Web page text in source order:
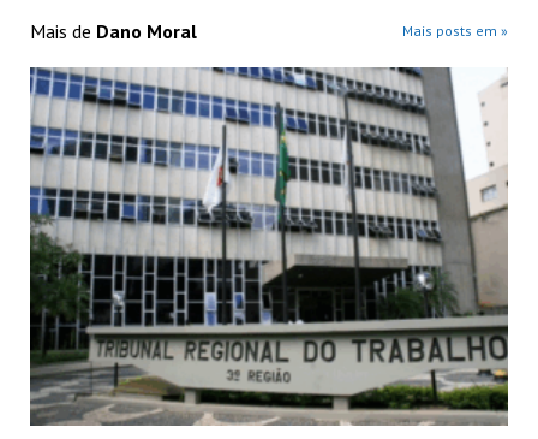
Mais de Dano Moral Mais posts em »